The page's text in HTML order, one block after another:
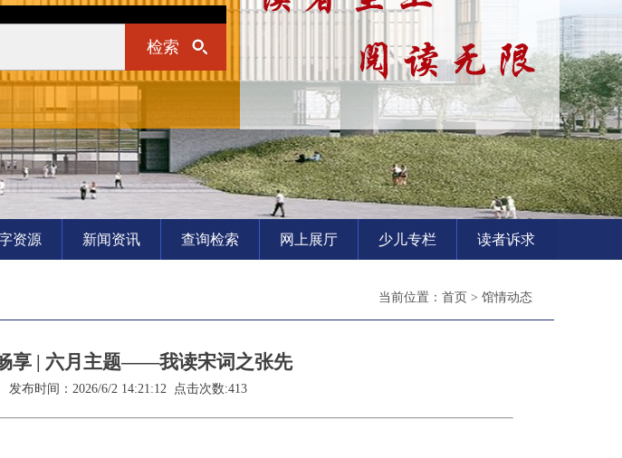
检索
资源 新闻资讯 查询检索 网上展厅 少儿专栏 读者诉求
当前位置： 首页 > 馆情动态
享 | 六月主题——我读宋词之张先
发布时间：2026/6/2 14:21:12 点击次数:413